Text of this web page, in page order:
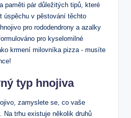
paměti pár důležitých tipů, které
úspěchu v pěstování těchto
pro ‌rododendrony a azalky
pro kyselomilné
krmení milovníka pizza ‌- ‌musíte
typ hnojiva
zamyslete ‌se, co vaše
Na trhu existuje několik druhů